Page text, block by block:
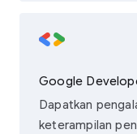
Google
Dapatkan
keterampilan